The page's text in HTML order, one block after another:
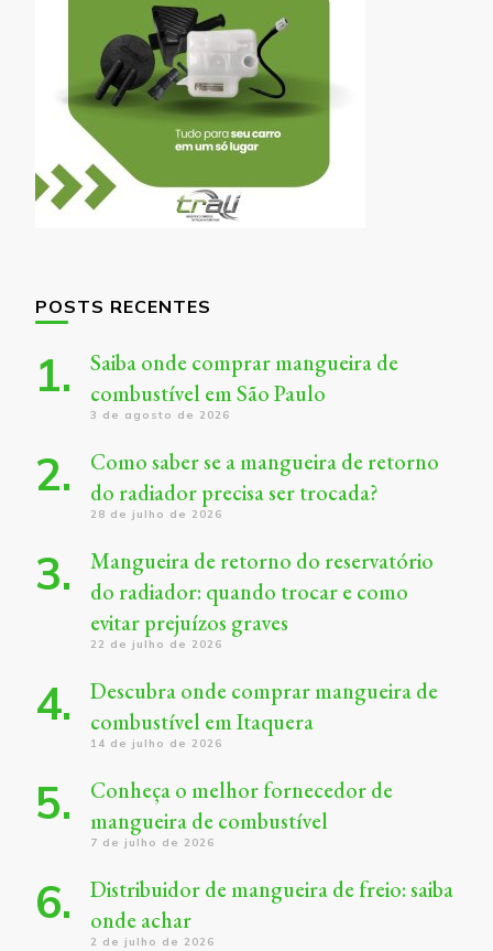
POSTS RECENTES
Saiba onde comprar mangueira de
combustível em São Paulo
3 de agosto de 2026
Como saber se a mangueira de retorno
do radiador precisa ser trocada?
28 de julho de 2026
Mangueira de retorno do reservatório
do radiador: quando trocar e como
evitar prejuízos graves
22 de julho de 2026
Descubra onde comprar mangueira de
combustível em Itaquera
14 de julho de 2026
Conheça o melhor fornecedor de
mangueira de combustível
7 de julho de 2026
Distribuidor de mangueira de freio: saiba
onde achar
2 de julho de 2026